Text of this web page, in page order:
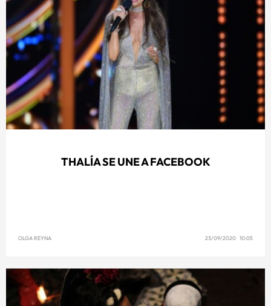
THALÍA SE UNE A FACEBOOK
OLGA REYNA 23/09/2020 10:05